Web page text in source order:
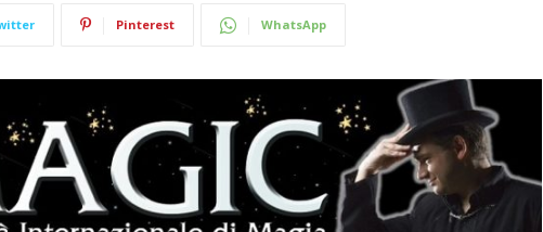
Pinterest WhatsApp